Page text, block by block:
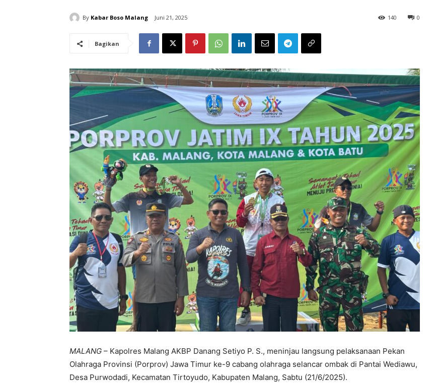
By Kabar Boso Malang Juni 21, 2025 0
140
Bagikan
MALANG – Kapolres Malang AKBP Danang Setiyo P. S., meninjau langsung pelaksanaan Pekan
Olahraga Provinsi (Porprov) Jawa Timur ke-9 cabang olahraga selancar ombak di Pantai Wediawu,
Desa Purwodadi, Kecamatan Tirtoyudo, Kabupaten Malang, Sabtu (21/6/2025).